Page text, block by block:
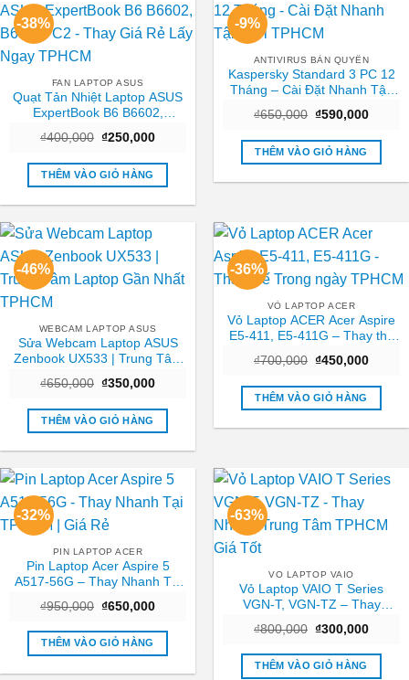
-38%
FAN LAPTOP ASUS
Quạt Tản Nhiệt Laptop ASUS
ExpertBook B6 B6602,
Ngay TPHCM
₫400,000 Giá
là:
₫400,000.
₫250,000Giá
tại
₫250,000.
THÊM VÀO GIỎ HÀNG
-9%
ANTIVIRUS BẢN QUYỀN
Kaspersky Standard 3 PC 12
Tháng – Cài Đặt Nhanh Tận
₫650,000 Giá
là:
₫650,000.
₫590,000Giá
tại
THÊM VÀO GIỎ HÀNG
-46%
WEBCAM LAPTOP ASUS
Sửa Webcam Laptop ASUS
Zenbook UX533 | Trung Tâm
₫650,000 Giá
là:
₫650,000.
₫350,000Giá
tại
₫350,000.
THÊM VÀO GIỎ HÀNG
-36%
VỎ LAPTOP ACER
Vỏ Laptop ACER Acer Aspire
E5-411, E5-411G – Thay thế
₫700,000 Giá
là:
₫700,000.
₫450,000Giá
tại
THÊM VÀO GIỎ HÀNG
-32%
PIN LAPTOP ACER
Pin Laptop Acer Aspire 5
A517-56G – Thay Nhanh Tại
₫950,000 Giá
là:
₫950,000.
₫650,000Giá
tại
₫650,000.
THÊM VÀO GIỎ HÀNG
-63%
VO LAPTOP VAIO
Vỏ Laptop VAIO T Series
VGN-T, VGN-TZ – Thay
Giá Tốt
₫800,000 Giá
là:
₫800,000.
₫300,000Giá
tại
THÊM VÀO GIỎ HÀNG